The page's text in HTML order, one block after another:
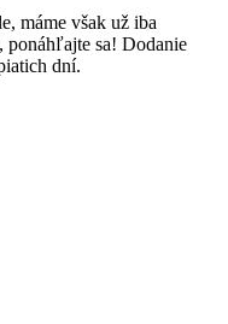
máme však už iba
ponáhľajte sa! Dodanie
dní.